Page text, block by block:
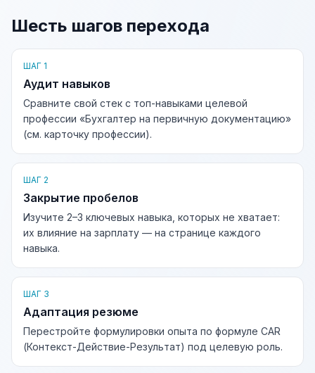
Шесть шагов перехода
ШАГ 1
Аудит навыков
Сравните свой стек с топ-навыками целевой
профессии «Бухгалтер на первичную документацию»
(см. карточку профессии).
ШАГ 2
Закрытие пробелов
Изучите 2–3 ключевых навыка, которых не хватает:
их влияние на зарплату — на странице каждого
навыка.
ШАГ 3
Адаптация резюме
Перестройте формулировки опыта по формуле CAR
(Контекст-Действие-Результат) под целевую роль.